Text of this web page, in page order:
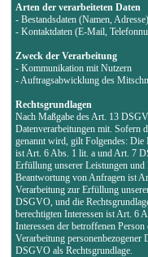
Arten der verarbeiteten Daten
- Bestandsdaten (Namen, Adresse)
- Kontaktdaten (E-Mail,
Zweck der Verarbeitung
- Kommunikation mit Nutzern
- Auftragsabwicklung des
Rechtsgrundlagen
Nach Maßgabe des Art. 13
Datenverarbeitungen mit. Sofern
genannt wird, gilt Folgendes:
ist Art. 6 Abs. 1 lit. a und Art. 7
Erfüllung unserer Leistungen
Beantwortung von Anfragen ist
Verarbeitung zur Erfüllung
DSGVO, und die
berechtigten Interessen ist Art. 6
Interessen der betroffenen
Verarbeitung
DSGVO als Rechtsgrundlage.